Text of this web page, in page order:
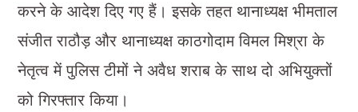
करने के आदेश दिए गए हैं। इसके तहत थानाध्यक्ष भीमताल
संजीत राठौड़ और थानाध्यक्ष काठगोदाम विमल मिश्रा के
नेतृत्व में पुलिस टीमों ने अवैध शराब के साथ दो अभियुक्तों
को गिरफ्तार किया।